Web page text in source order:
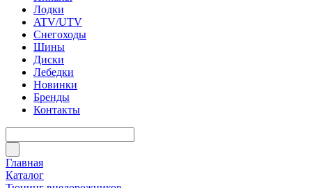
Лодки
ATV/UTV
Снегоходы
Шины
Диски
Лебедки
Новинки
Бренды
Контакты
Главная
Каталог